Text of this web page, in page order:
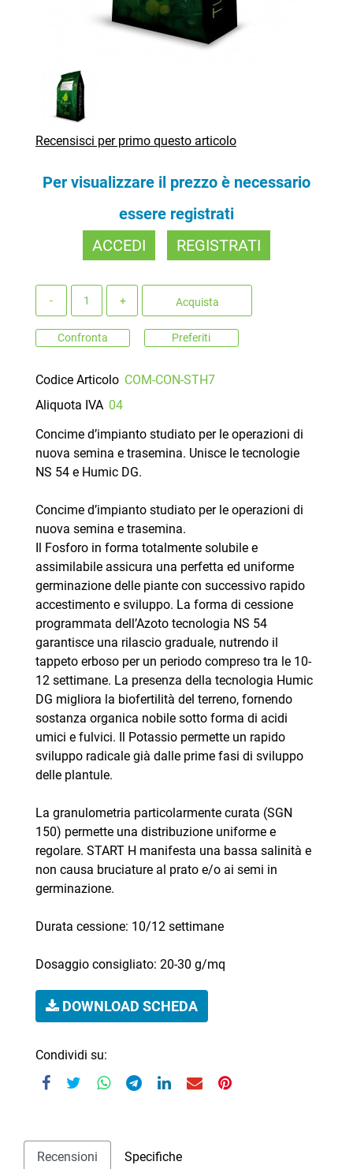
Recensisci per primo questo articolo
Per visualizzare il prezzo è necessario
essere registrati
ACCEDI
REGISTRATI
Acquista
Confronta Preferiti
Codice Articolo COM-CON-STH7
Aliquota IVA 04
Concime d’impianto studiato per le operazioni di
nuova semina e trasemina. Unisce le tecnologie
NS 54 e Humic DG.
Concime d’impianto studiato per le operazioni di
nuova semina e trasemina.
Il Fosforo in forma totalmente solubile e
assimilabile assicura una perfetta ed uniforme
germinazione delle piante con successivo rapido
accestimento e sviluppo. La forma di cessione
programmata dell’Azoto tecnologia NS 54
garantisce una rilascio graduale, nutrendo il
tappeto erboso per un periodo compreso tra le 10-
12 settimane. La presenza della tecnologia Humic
DG migliora la biofertilità del terreno, fornendo
sostanza organica nobile sotto forma di acidi
umici e fulvici. Il Potassio permette un rapido
sviluppo radicale già dalle prime fasi di sviluppo
delle plantule.
La granulometria particolarmente curata (SGN
150) permette una distribuzione uniforme e
regolare. START H manifesta una bassa salinità e
non causa bruciature al prato e/o ai semi in
germinazione.
Durata cessione: 10/12 settimane
Dosaggio consigliato: 20-30 g/mq
DOWNLOAD SCHEDA
Condividi su:
Recensioni Specifiche